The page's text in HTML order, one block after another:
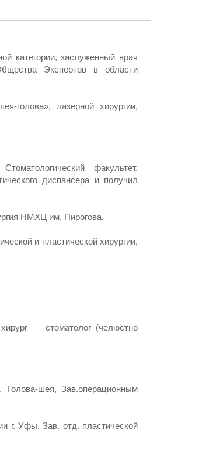
категории, заслуженный врач
Экспертов в области
голова», лазерной хирургии,
факультет.
диспансера и получил
НМХЦ им. Пирогова.
и пластической хирургии,
— стоматолог (челюстно
шея, Зав.операционным
г. Уфы. Зав. отд. пластической